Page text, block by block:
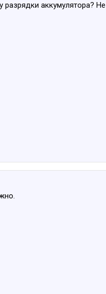
аккумулятора?